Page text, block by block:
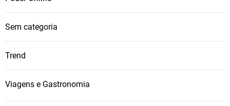
Sem categoria
Trend
Viagens e Gastronomia